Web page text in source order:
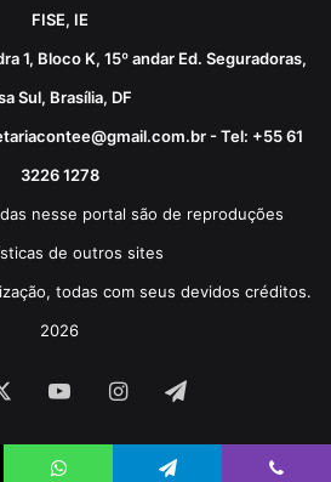
FISE, IE
1, Bloco K, 15º andar Ed. Seguradoras,
Sul, Brasília, DF
- Tel: +55 61
3226 1278
nesse portal são de reproduções
de outros sites
todas com seus devidos créditos.
2026
YouTubeInstagram